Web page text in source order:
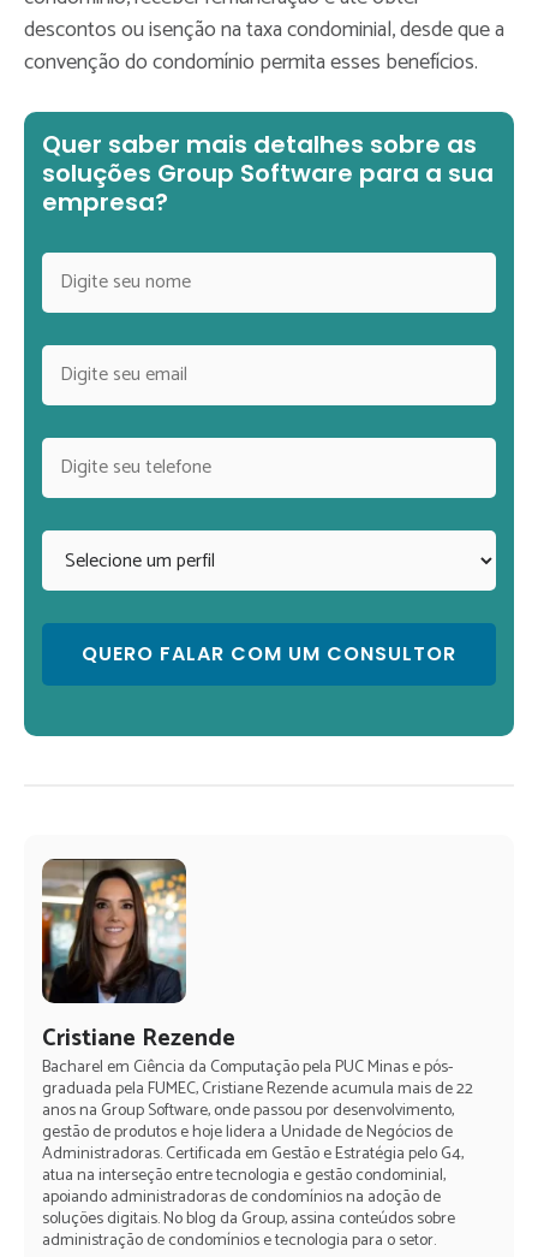
descontos ou isenção na taxa condominial, desde que a
convenção do condomínio permita esses benefícios.
Quer saber mais detalhes sobre as
soluções Group Software para a sua
empresa?
Cristiane Rezende
Bacharel em Ciência da Computação pela PUC Minas e pós-
graduada pela FUMEC, Cristiane Rezende acumula mais de 22
anos na Group Software, onde passou por desenvolvimento,
gestão de produtos e hoje lidera a Unidade de Negócios de
Administradoras. Certificada em Gestão e Estratégia pelo G4,
atua na interseção entre tecnologia e gestão condominial,
apoiando administradoras de condomínios na adoção de
soluções digitais. No blog da Group, assina conteúdos sobre
administração de condomínios e tecnologia para o setor.